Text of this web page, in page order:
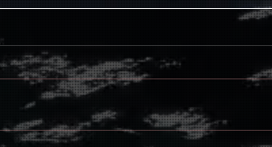
Passata ’a fruntiera